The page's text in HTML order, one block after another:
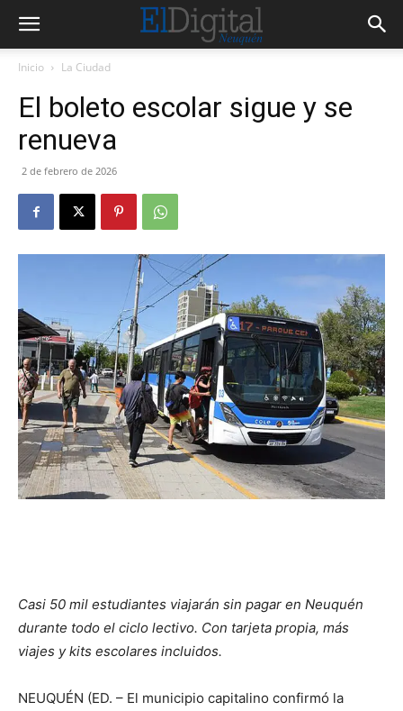
Inicio La Ciudad
El boleto escolar sigue y se
renueva
2 de febrero de 2026
Casi 50 mil estudiantes viajarán sin pagar en Neuquén
durante todo el ciclo lectivo. Con tarjeta propia, más
viajes y kits escolares incluidos.
NEUQUÉN (ED. – El municipio capitalino confirmó la